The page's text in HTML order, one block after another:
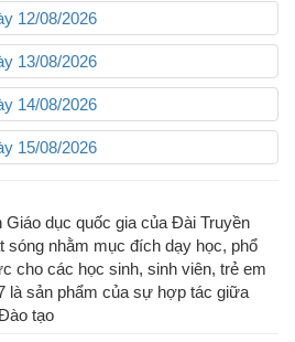
12/08/2026
13/08/2026
14/08/2026
15/08/2026
Giáo dục quốc gia của Đài Truyền
sóng nhằm mục đích dạy học, phổ
cho các học sinh, sinh viên, trẻ em
là sản phẩm của sự hợp tác giữa
tạo